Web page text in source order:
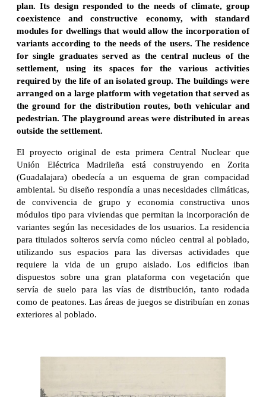
plan. Its design responded to the needs of climate, group
coexistence and constructive economy, with standard
modules for dwellings that would allow the incorporation of
variants according to the needs of the users. The residence
for single graduates served as the central nucleus of the
settlement, using its spaces for the various activities
required by the life of an isolated group. The buildings were
arranged on a large platform with vegetation that served as
the ground for the distribution routes, both vehicular and
pedestrian. The playground areas were distributed in areas
outside the settlement.
El proyecto original de esta primera Central Nuclear que
Unión Eléctrica Madrileña está construyendo en Zorita
(Guadalajara) obedecía a un esquema de gran compacidad
ambiental. Su diseño respondía a unas necesidades climáticas,
de convivencia de grupo y economia constructiva unos
módulos tipo para viviendas que permitan la incorporación de
variantes según las necesidades de los usuarios. La residencia
para titulados solteros servía como núcleo central al poblado,
utilizando sus espacios para las diversas actividades que
requiere la vida de un grupo aislado. Los edificios iban
dispuestos sobre una gran plataforma con vegetación que
servía de suelo para las vías de distribución, tanto rodada
como de peatones. Las áreas de juegos se distribuían en zonas
exteriores al poblado.